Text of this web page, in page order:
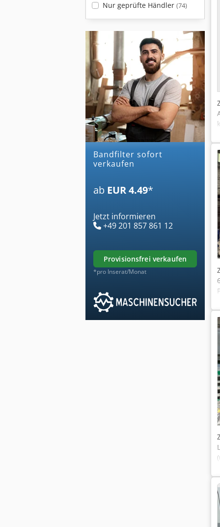
Nur geprüfte Händler (74)
bandfilter sofort
verkaufen
ab EUR 4.49*
Jetzt informieren
+49 201 857 861 12
provisionsfrei verkaufen
*pro Inserat/Monat